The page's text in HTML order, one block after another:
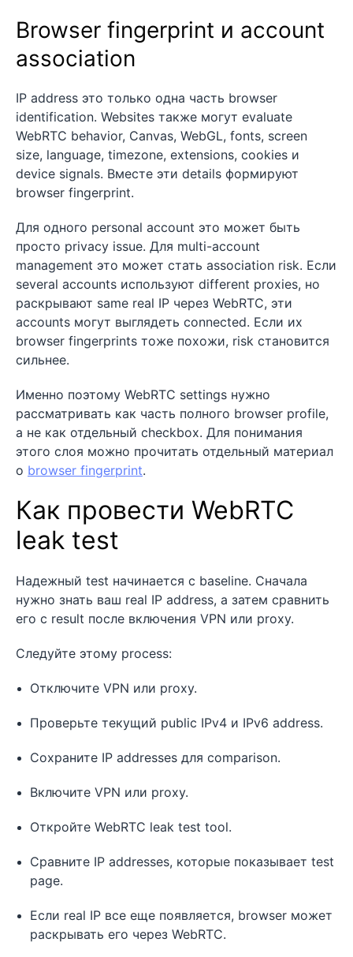
Browser fingerprint и account
association
IP address это только одна часть browser
identification. Websites также могут evaluate
WebRTC behavior, Canvas, WebGL, fonts, screen
size, language, timezone, extensions, cookies и
device signals. Вместе эти details формируют
browser fingerprint.
Для одного personal account это может быть
просто privacy issue. Для multi-account
management это может стать association risk. Если
several accounts используют different proxies, но
раскрывают same real IP через WebRTC, эти
accounts могут выглядеть connected. Если их
browser fingerprints тоже похожи, risk становится
сильнее.
Именно поэтому WebRTC settings нужно
рассматривать как часть полного browser profile,
а не как отдельный checkbox. Для понимания
этого слоя можно прочитать отдельный материал
о browser fingerprint.
Как провести WebRTC
leak test
Надежный test начинается с baseline. Сначала
нужно знать ваш real IP address, а затем сравнить
его с result после включения VPN или proxy.
Следуйте этому process:
Отключите VPN или proxy.
Проверьте текущий public IPv4 и IPv6 address.
Сохраните IP addresses для comparison.
Включите VPN или proxy.
Откройте WebRTC leak test tool.
Сравните IP addresses, которые показывает test
page.
Если real IP все еще появляется, browser может
раскрывать его через WebRTC.